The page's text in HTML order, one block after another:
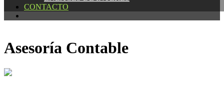
CONTACTO
CONTACTO
Asesoría Contable